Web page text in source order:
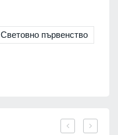
Световно първенство